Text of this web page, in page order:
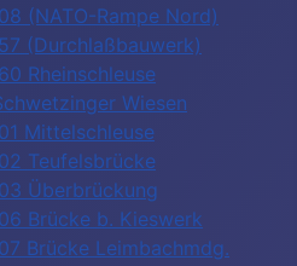
(NATO-Rampe Nord)
(Durchlaßbauwerk)
Rheinschleuse
Wiesen
Mittelschleuse
Teufelsbrücke
Überbrückung
Brücke b. Kieswerk
Brücke Leimbachmdg.